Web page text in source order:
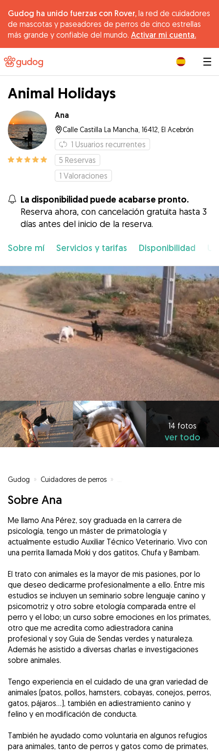
Gudog ha unido fuerzas con Rover, la red de cuidadores
de mascotas y paseadores de perros de cinco estrellas
más grande y confiable del mundo. Activar mi cuenta.
Animal Holidays
Ana
Calle Castilla La Mancha, 16412, El Acebrón
1 Usuarios recurrentes
5 Reservas
1 Valoraciones
La disponibilidad puede acabarse pronto.
Reserva ahora, con cancelación gratuita hasta 3
días antes del inicio de la reserva.
Sobre mí Servicios y tarifas Disponibilidad
14 fotos
ver todo
Gudog » Cuidadores de perros »
Sobre Ana
Me llamo Ana Pérez, soy graduada en la carrera de
psicología, tengo un máster de primatología y
actualmente estudio Auxiliar Técnico Veterinario. Vivo con
una perrita llamada Moki y dos gatitos, Chufa y Bambam.
El trato con animales es la mayor de mis pasiones, por lo
que deseo dedicarme profesionalmente a ello. Entre mis
estudios se incluyen un seminario sobre lenguaje canino y
psicomotriz y otro sobre etología comparada entre el
perro y el lobo; un curso sobre emociones en los primates,
otro que me acredita como adiestradora canina
profesional y soy Guia de Sendas verdes y naturaleza.
Además he asistido a diversas charlas e investigaciones
sobre animales.
Tengo experiencia en el cuidado de una gran variedad de
animales (patos, pollos, hamsters, cobayas, conejos, perros,
gatos, pájaros...), también en adiestramiento canino y
felino y en modificación de conducta.
También he ayudado como voluntaria en algunos refugios
para animales, tanto de perros y gatos como de primates,